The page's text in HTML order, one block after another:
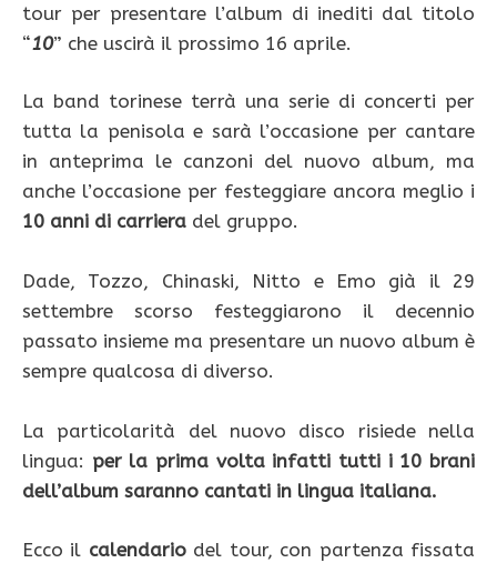
tour per presentare l’album di inediti dal titolo
“10” che uscirà il prossimo 16 aprile.
La band torinese terrà una serie di concerti per
tutta la penisola e sarà l’occasione per cantare
in anteprima le canzoni del nuovo album, ma
anche l’occasione per festeggiare ancora meglio i
10 anni di carriera del gruppo.
Dade, Tozzo, Chinaski, Nitto e Emo già il 29
settembre scorso festeggiarono il decennio
passato insieme ma presentare un nuovo album è
sempre qualcosa di diverso.
La particolarità del nuovo disco risiede nella
lingua: per la prima volta infatti tutti i 10 brani
dell’album saranno cantati in lingua italiana.
Ecco il calendario del tour, con partenza fissata